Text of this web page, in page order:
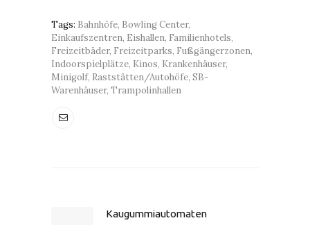
Tags: Bahnhöfe, Bowling Center,
Einkaufszentren, Eishallen, Familienhotels,
Freizeitbäder, Freizeitparks, Fußgängerzonen,
Indoorspielplätze, Kinos, Krankenhäuser,
Minigolf, Raststätten/Autohöfe, SB-
Warenhäuser, Trampolinhallen
Kaugummiautomaten